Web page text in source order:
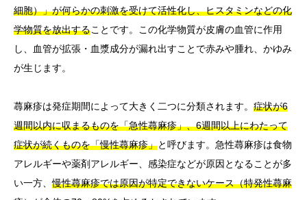
細胞）」が何らかの刺激を受けて活性化し、ヒスタミンなどの化
学物質を放出することです。この化学物質が皮膚の血管に作用
し、血管が拡張・血漿成分が漏れ出すことで赤みや腫れ、かゆみ
が生じます。
蕁麻疹は発症期間によって大きく二つに分類されます。 症状が6
週間以内に収まるものを「急性蕁麻疹」、6週間以上にわたって
症状が続くものを「慢性蕁麻疹」と呼びます。急性蕁麻疹は食物
アレルギーや薬剤アレルギー、感染症などが原因となることが多
い一方、慢性蕁麻疹では原因が特定できないケース（特発性蕁麻